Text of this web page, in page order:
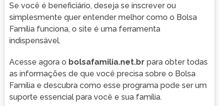
Se você é beneficiário, deseja se inscrever ou
simplesmente quer entender melhor como o Bolsa
Família funciona, o site é uma ferramenta
indispensável.
Acesse agora o bolsafamilia.net.br para obter todas
as informações de que você precisa sobre o Bolsa
Família e descubra como esse programa pode ser um
suporte essencial para você e sua família.